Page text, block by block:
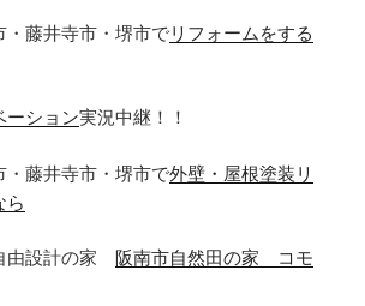
・藤井寺市・堺市でリフォームをする
ーション実況中継！！
・藤井寺市・堺市で外壁・屋根塗装リ
ら
由設計の家 阪南市自然田の家 コモ